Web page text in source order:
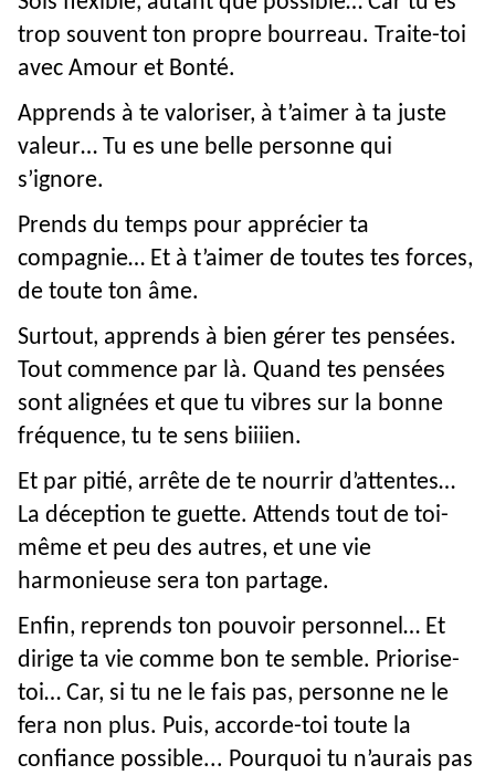
trop souvent ton propre bourreau. Traite-toi
avec Amour et Bonté.
Apprends à te valoriser, à t’aimer à ta juste
valeur… Tu es une belle personne qui
s’ignore.
Prends du temps pour apprécier ta
compagnie… Et à t’aimer de toutes tes forces,
de toute ton âme.
Surtout, apprends à bien gérer tes pensées.
Tout commence par là. Quand tes pensées
sont alignées et que tu vibres sur la bonne
fréquence, tu te sens biiiien.
Et par pitié, arrête de te nourrir d’attentes…
La déception te guette. Attends tout de toi-
même et peu des autres, et une vie
harmonieuse sera ton partage.
Enfin, reprends ton pouvoir personnel… Et
dirige ta vie comme bon te semble. Priorise-
toi… Car, si tu ne le fais pas, personne ne le
fera non plus. Puis, accorde-toi toute la
confiance possible... Pourquoi tu n’aurais pas